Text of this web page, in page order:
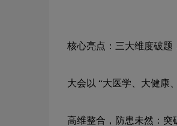
核心亮点：三大维度破题
大会以 “大医学、大健康
高维整合，防患未然：突